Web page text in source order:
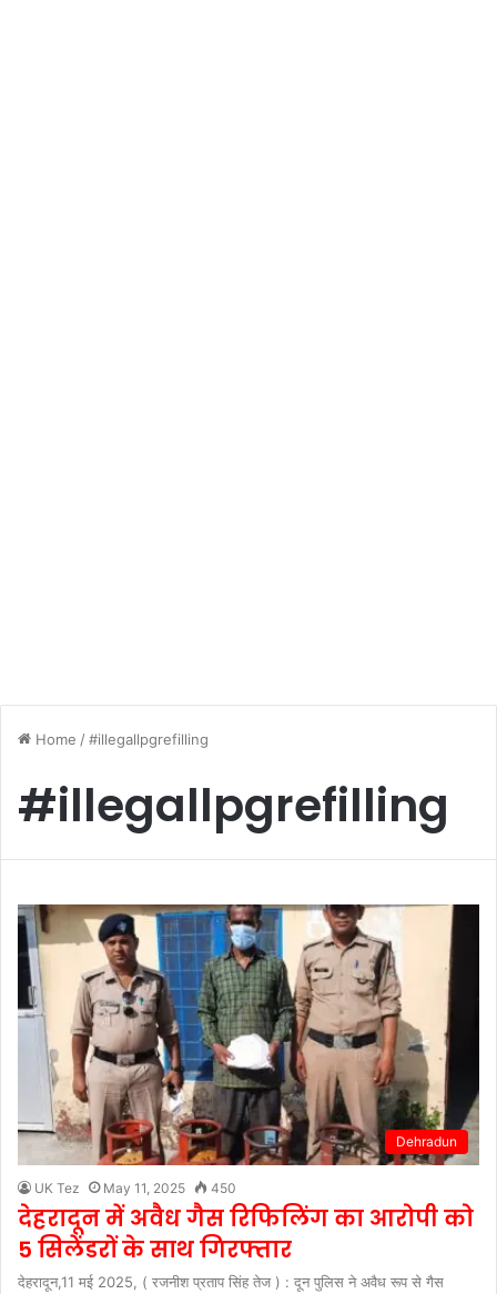
Home /#illegallpgrefilling
#illegallpgrefilling
Dehradun
UK Tez May 11, 2025 450
देहरादून में अवैध गैस रिफिलिंग का आरोपी को
5 सिलेंडरों के साथ गिरफ्तार
देहरादून,11 मई 2025, ( रजनीश प्रताप सिंह तेज ) : दून पुलिस ने अवैध रूप से गैस